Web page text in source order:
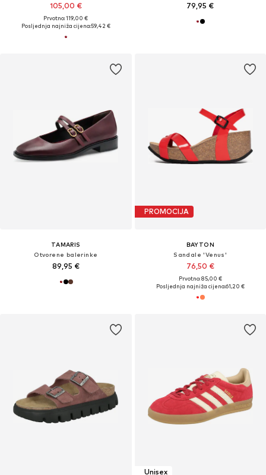
105,00 €
Prvotno: 119,00 €
Posljednja najniža cijena:59,42 €
79,95 €
TAMARIS
Otvorene balerinke
89,95 €
PROMOCIJA
BAYTON
Sandale 'Venus'
76,50 €
Prvotno: 85,00 €
Posljednja najniža cijena:61,20 €
Unisex